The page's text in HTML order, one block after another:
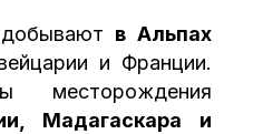
в Альпах
и Франции.
месторождения
Мадагаскара и